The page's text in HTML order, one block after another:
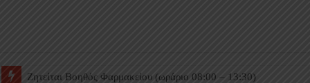
Ζητείται Βοηθός Θαλάμου